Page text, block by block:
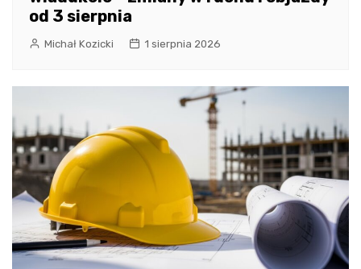
od 3 sierpnia
Michał Kozicki 1 sierpnia 2026